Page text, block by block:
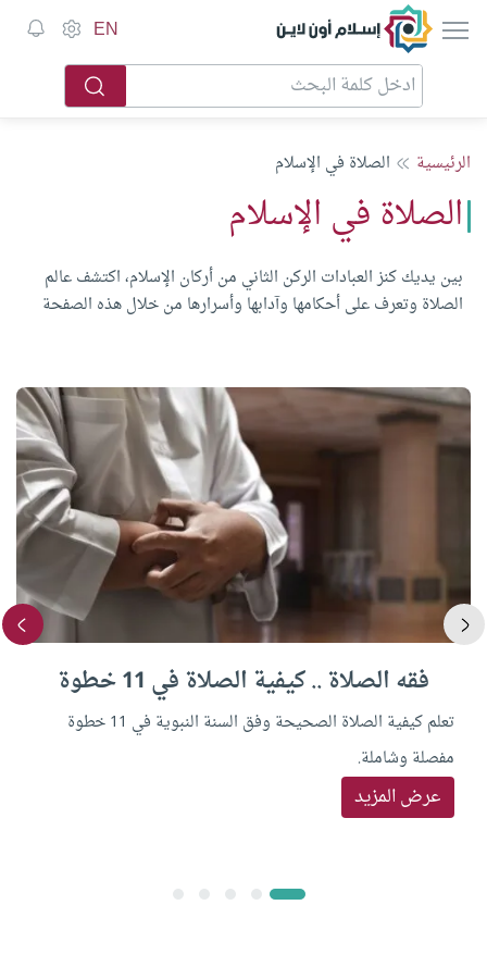
إسلام أون لاين EN
الرئيسية الصلاة في الإسلام
الصلاة في الإسلام
بين يديك كنز العبادات الركن الثاني من أركان الإسلام، اكتشف عالم
الصلاة وتعرف على أحكامها وآدابها وأسرارها من خلال هذه الصفحة
فقه الصلاة .. كيفية الصلاة في 11 خطوة
تعلم كيفية الصلاة الصحيحة وفق السنة النبوية في 11 خطوة
مفصلة وشاملة.
عرض المزيد